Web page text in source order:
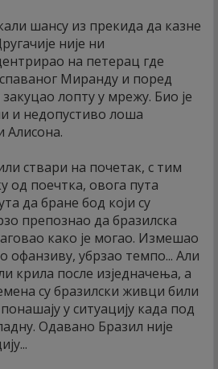
шансу из прекида да казне
није ни
на петерац где
Миранду и поред
лопту у мрежу. Био је
и недопустиво лоша
Алисона.
ствари на почетак, с тим
од поечтка, овога пута
да бране бод који су
препознао да бразилска
како је могао. Измешао
офанзиву, убрзао темпо... Али
крила после изједначења, а
су бразилски живци били
у ситуацију када под
Одавано Бразил није